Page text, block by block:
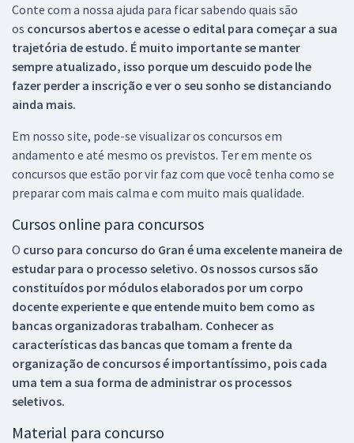
Conte com a nossa ajuda para ficar sabendo quais são
os concursos abertos e acesse o edital para começar a sua
trajetória de estudo. É muito importante se manter
sempre atualizado, isso porque um descuido pode lhe
fazer perder a inscrição e ver o seu sonho se distanciando
ainda mais.
Em nosso site, pode-se visualizar os concursos em
andamento e até mesmo os previstos. Ter em mente os
concursos que estão por vir faz com que você tenha como se
preparar com mais calma e com muito mais qualidade.
Cursos online para concursos
O curso para concurso do Gran é uma excelente maneira de
estudar para o processo seletivo. Os nossos cursos são
constituídos por módulos elaborados por um corpo
docente experiente e que entende muito bem como as
bancas organizadoras trabalham. Conhecer as
características das bancas que tomam a frente da
organização de concursos é importantíssimo, pois cada
uma tem a sua forma de administrar os processos
seletivos.
Material para concurso